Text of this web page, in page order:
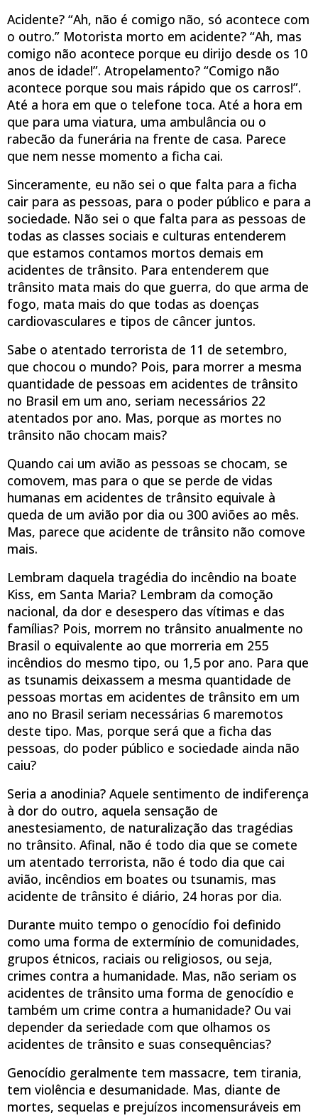
Acidente? “Ah, não é comigo não, só acontece com
o outro.” Motorista morto em acidente? “Ah, mas
comigo não acontece porque eu dirijo desde os 10
anos de idade!”. Atropelamento? “Comigo não
acontece porque sou mais rápido que os carros!”.
Até a hora em que o telefone toca. Até a hora em
que para uma viatura, uma ambulância ou o
rabecão da funerária na frente de casa. Parece
que nem nesse momento a ficha cai.
Sinceramente, eu não sei o que falta para a ficha
cair para as pessoas, para o poder público e para a
sociedade. Não sei o que falta para as pessoas de
todas as classes sociais e culturas entenderem
que estamos contamos mortos demais em
acidentes de trânsito. Para entenderem que
trânsito mata mais do que guerra, do que arma de
fogo, mata mais do que todas as doenças
cardiovasculares e tipos de câncer juntos.
Sabe o atentado terrorista de 11 de setembro,
que chocou o mundo? Pois, para morrer a mesma
quantidade de pessoas em acidentes de trânsito
no Brasil em um ano, seriam necessários 22
atentados por ano. Mas, porque as mortes no
trânsito não chocam mais?
Quando cai um avião as pessoas se chocam, se
comovem, mas para o que se perde de vidas
humanas em acidentes de trânsito equivale à
queda de um avião por dia ou 300 aviões ao mês.
Mas, parece que acidente de trânsito não comove
mais.
Lembram daquela tragédia do incêndio na boate
Kiss, em Santa Maria? Lembram da comoção
nacional, da dor e desespero das vítimas e das
famílias? Pois, morrem no trânsito anualmente no
Brasil o equivalente ao que morreria em 255
incêndios do mesmo tipo, ou 1,5 por ano. Para que
as tsunamis deixassem a mesma quantidade de
pessoas mortas em acidentes de trânsito em um
ano no Brasil seriam necessárias 6 maremotos
deste tipo. Mas, porque será que a ficha das
pessoas, do poder público e sociedade ainda não
caiu?
Seria a anodinia? Aquele sentimento de indiferença
à dor do outro, aquela sensação de
anestesiamento, de naturalização das tragédias
no trânsito. Afinal, não é todo dia que se comete
um atentado terrorista, não é todo dia que cai
avião, incêndios em boates ou tsunamis, mas
acidente de trânsito é diário, 24 horas por dia.
Durante muito tempo o genocídio foi definido
como uma forma de extermínio de comunidades,
grupos étnicos, raciais ou religiosos, ou seja,
crimes contra a humanidade. Mas, não seriam os
acidentes de trânsito uma forma de genocídio e
também um crime contra a humanidade? Ou vai
depender da seriedade com que olhamos os
acidentes de trânsito e suas consequências?
Genocídio geralmente tem massacre, tem tirania,
tem violência e desumanidade. Mas, diante de
mortes, sequelas e prejuízos incomensuráveis em